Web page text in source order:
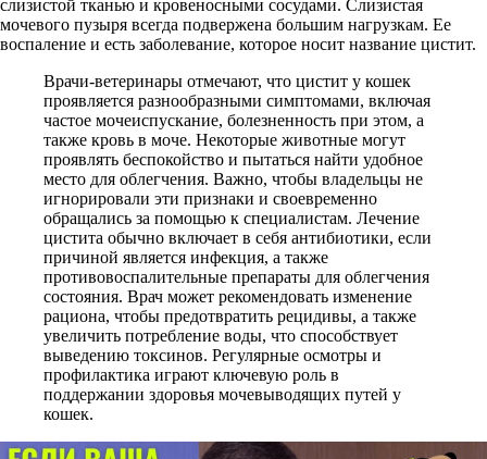
слизистой тканью и кровеносными сосудами. Слизистая
мочевого пузыря всегда подвержена большим нагрузкам. Ее
воспаление и есть заболевание, которое носит название цистит.
Врачи-ветеринары отмечают, что цистит у кошек
проявляется разнообразными симптомами, включая
частое мочеиспускание, болезненность при этом, а
также кровь в моче. Некоторые животные могут
проявлять беспокойство и пытаться найти удобное
место для облегчения. Важно, чтобы владельцы не
игнорировали эти признаки и своевременно
обращались за помощью к специалистам. Лечение
цистита обычно включает в себя антибиотики, если
причиной является инфекция, а также
противовоспалительные препараты для облегчения
состояния. Врач может рекомендовать изменение
рациона, чтобы предотвратить рецидивы, а также
увеличить потребление воды, что способствует
выведению токсинов. Регулярные осмотры и
профилактика играют ключевую роль в
поддержании здоровья мочевыводящих путей у
кошек.